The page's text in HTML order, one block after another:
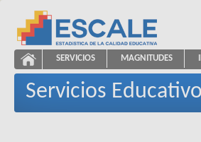
ESCALE - Unidad de
Servicios Educativos
NAVEGACIÓN
SERVICIOS MAGNITUDES
Servicios